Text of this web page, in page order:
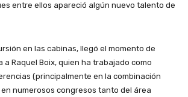
entre ellos apareció algún nuevo talento de
en las cabinas, llegó el momento de
a Raquel Boix, quien ha trabajado como
(principalmente en la combinación
numerosos congresos tanto del área